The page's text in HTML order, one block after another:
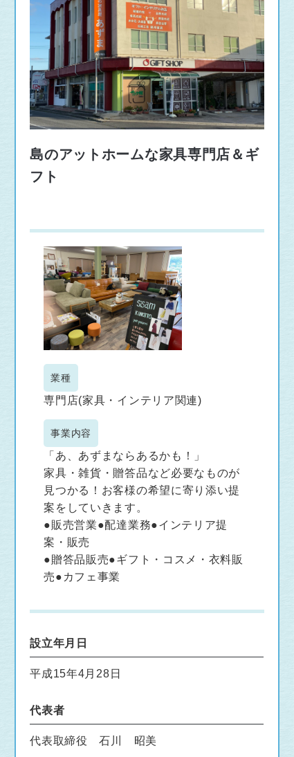
島のアットホームな家具専門店＆ギ
フト
業種
専門店(家具・インテリア関連)
事業内容
「あ、あずまならあるかも！」
家具・雑貨・贈答品など必要なものが
見つかる！お客様の希望に寄り添い提
案をしていきます。
●販売営業●配達業務●インテリア提
案・販売
●贈答品販売●ギフト・コスメ・衣料販
売●カフェ事業
設立年月日
平成15年4月28日
代表者
代表取締役 石川 昭美